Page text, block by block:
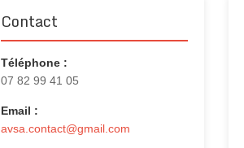
Contact
Téléphone :
07 82 99 41 05
Email :
avsa.contact@gmail.com